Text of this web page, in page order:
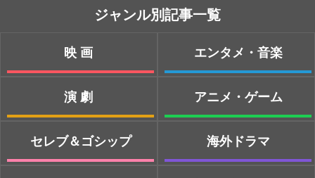
ジャンル別記事一覧
映画
演劇
セレブ＆ゴシップ
エンタメ・音楽
アニメ・ゲーム
海外ドラマ